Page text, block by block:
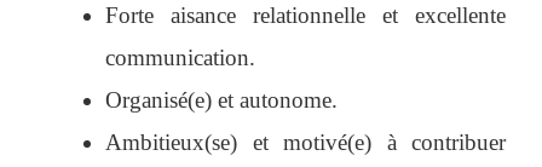
Forte aisance relationnelle et excellente
communication.
Organisé(e) et autonome.
Ambitieux(se) et motivé(e) à contribuer